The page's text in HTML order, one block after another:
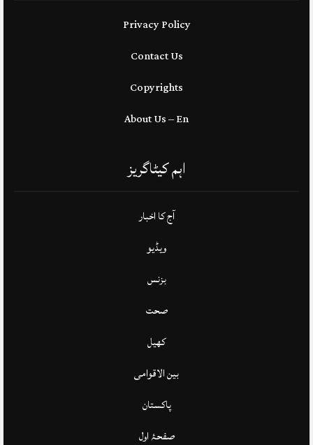
Privacy Policy
Contact Us
Copyrights
About Us – En
اہم کیٹاگریز
آج کا اخبار
ویڈیو
بزنس
صحت
کھیل
بین الاقوامی
پاکستان
صفحۂ اول